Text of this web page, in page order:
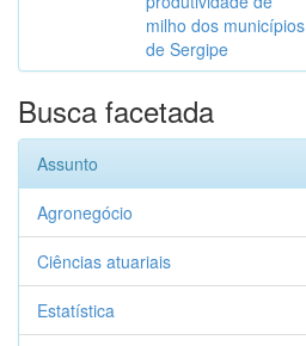
milho dos municípios
de Sergipe
Busca facetada
Assunto
Agronegócio
Ciências atuariais
Estatística